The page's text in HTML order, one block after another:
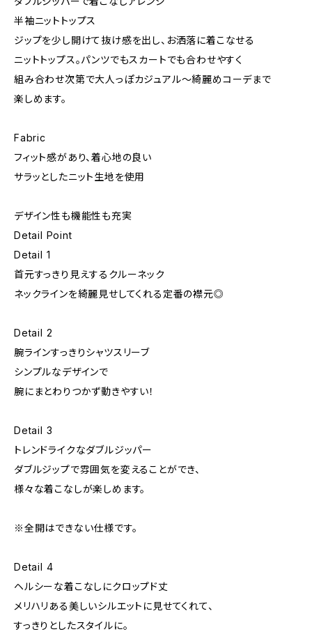
半袖ニットトップス
ジップを少し開けて抜け感を出し、お洒落に着こなせる
ニットトップス。パンツでもスカートでも合わせやすく
組み合わせ次第で大人っぽカジュアル〜綺麗めコーデまで
楽しめます。
Fabric
フィット感があり、着心地の良い
サラッとしたニット生地を使用
デザイン性も機能性も充実
Detail Point
Detail 1
首元すっきり見えするクルーネック
ネックラインを綺麗見せしてくれる定番の襟元◎
Detail 2
腕ラインすっきりシャツスリーブ
シンプルなデザインで
腕にまとわりつかず動きやすい！
Detail 3
トレンドライクなダブルジッパー
ダブルジップで雰囲気を変えることができ、
様々な着こなしが楽しめます。
※全開はできない仕様です。
Detail 4
ヘルシーな着こなしにクロップド丈
メリハリある美しいシルエットに見せてくれて、
すっきりとしたスタイルに。